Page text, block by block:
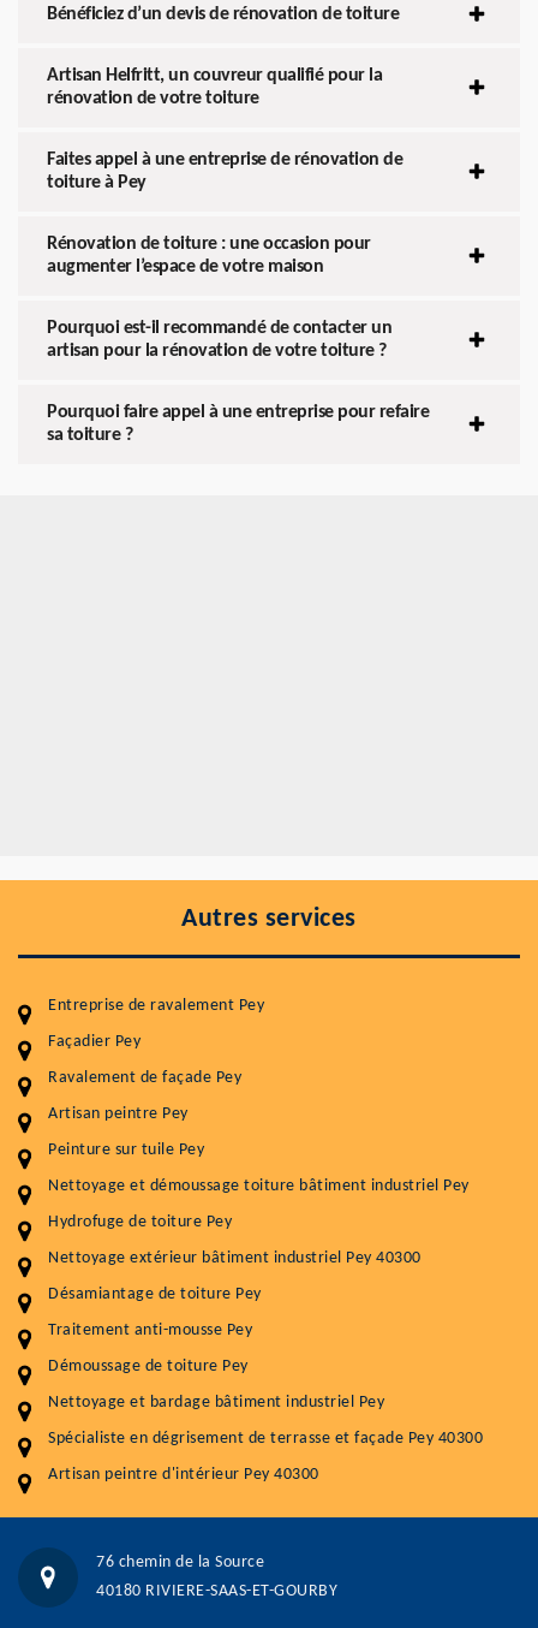
Bénéficiez d’un devis de rénovation de toiture
Artisan Helfritt, un couvreur qualifié pour la
rénovation de votre toiture
Faites appel à une entreprise de rénovation de
toiture à Pey
Rénovation de toiture : une occasion pour
augmenter l’espace de votre maison
Pourquoi est-il recommandé de contacter un
artisan pour la rénovation de votre toiture ?
Pourquoi faire appel à une entreprise pour refaire
sa toiture ?
Autres services
Entreprise de ravalement Pey
Façadier Pey
Ravalement de façade Pey
Artisan peintre Pey
Peinture sur tuile Pey
Nettoyage et démoussage toiture bâtiment industriel Pey
Hydrofuge de toiture Pey
Nettoyage extérieur bâtiment industriel Pey 40300
Désamiantage de toiture Pey
Traitement anti-mousse Pey
Démoussage de toiture Pey
Nettoyage et bardage bâtiment industriel Pey
Spécialiste en dégrisement de terrasse et façade Pey 40300
Artisan peintre d'intérieur Pey 40300
76 chemin de la Source
40180 RIVIERE-SAAS-ET-GOURBY
Entretenir votre toiture, c'est préserver sa
Plus de 15 ans d'expérience en couverture et facade
Service
Nettoyageb toiture
Démoussage toiture
Traitement hydrofuge toiture
5.0 (118avis)
Artisant local recommander
76 chemin de la Source 40180 RIVIERE-SAAS-ET-GOURBY